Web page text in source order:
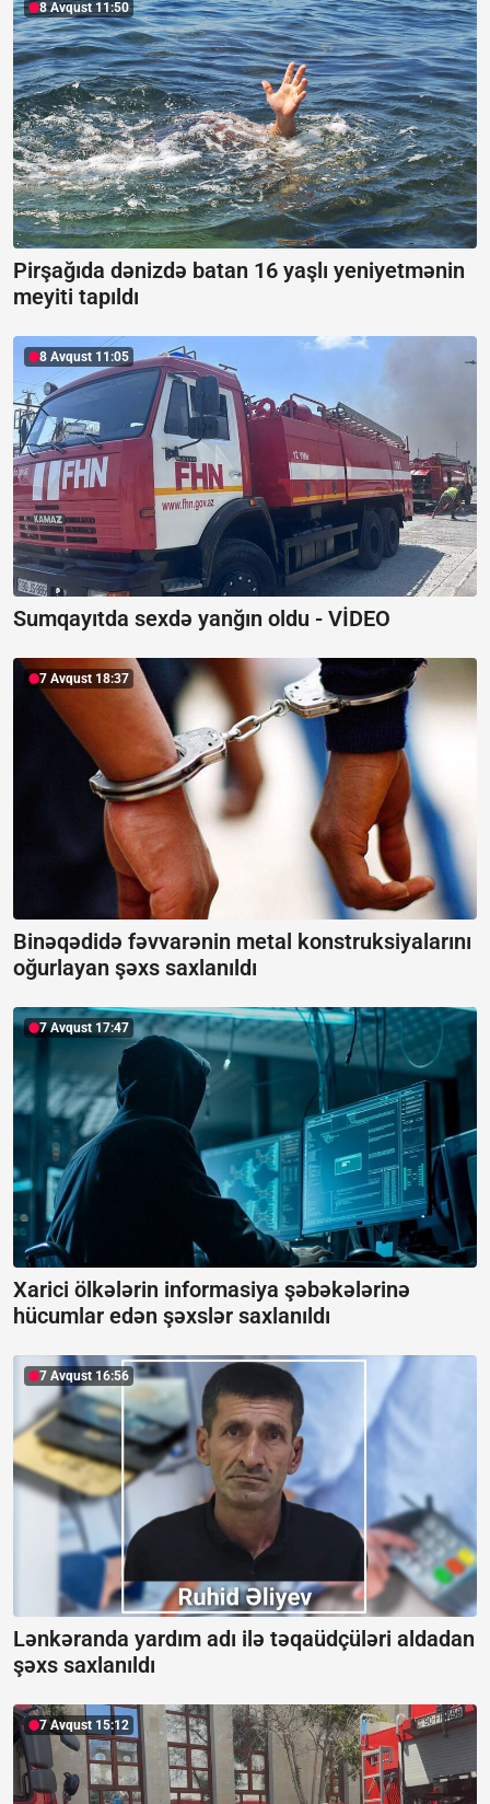
8 Avqust 11:50
Pirşağıda dənizdə batan 16 yaşlı yeniyetmənin
meyiti tapıldı
8 Avqust 11:05
Sumqayıtda sexdə yanğın oldu - VİDEO
7 Avqust 18:37
Binəqədidə fəvvarənin metal konstruksiyalarını
oğurlayan şəxs saxlanıldı
7 Avqust 17:47
Xarici ölkələrin informasiya şəbəkələrinə
hücumlar edən şəxslər saxlanıldı
7 Avqust 16:56
Lənkəranda yardım adı ilə təqaüdçüləri aldadan
şəxs saxlanıldı
7 Avqust 15:12